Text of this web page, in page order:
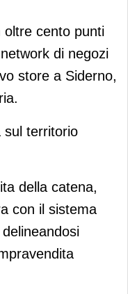
vendita a
oltre cento punti
di negozi
store a Siderno,
sul territorio
della catena,
con il sistema